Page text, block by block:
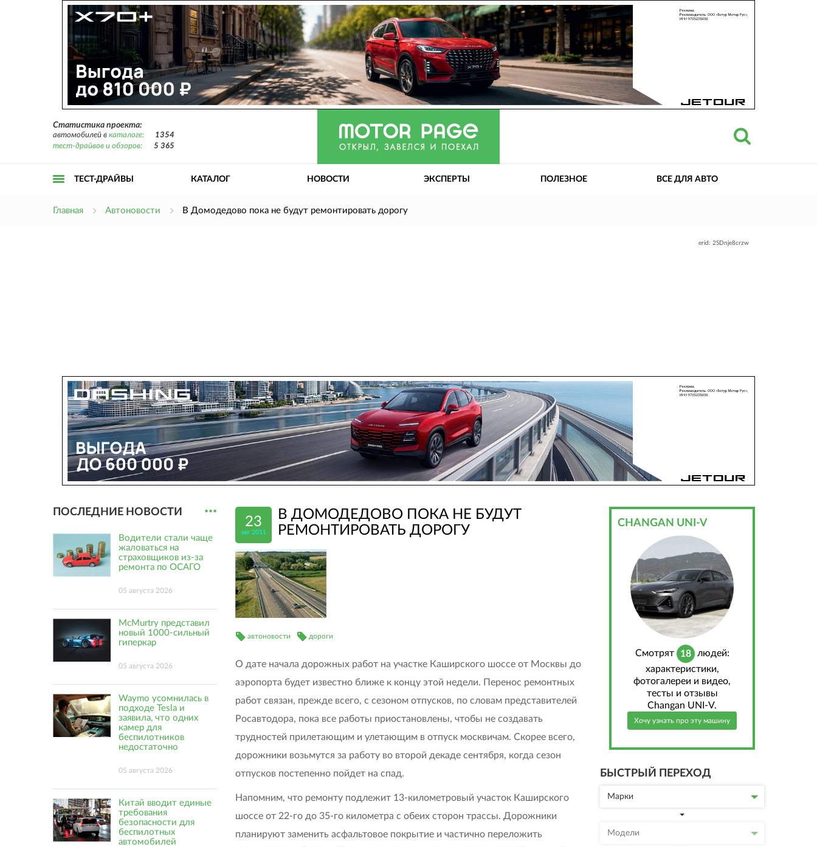
Статистика проекта:
автомобилей в каталоге:
1354
тест-драйвов и обзоров:
5 365
ТЕСТ-ДРАЙВЫ КАТАЛОГ НОВОСТИ ЭКСПЕРТЫ ПОЛЕЗНОЕ ВСЕ ДЛЯ АВТО
Главная Автоновости В Домодедово пока не будут ремонтировать дорогу
erid: 2SDnje8crzw
23
авг 2011
В ДОМОДЕДОВО ПОКА НЕ БУДУТ
РЕМОНТИРОВАТЬ ДОРОГУ
автоновости дороги
О дате начала дорожных работ на участке Каширского шоссе от Москвы до
аэропорта будет известно ближе к концу этой недели. Перенос ремонтных
работ связан, прежде всего, с сезоном отпусков, по словам представителей
Росавтодора, пока все работы приостановлены, чтобы не создавать
трудностей прилетающим и улетающим в отпуск москвичам. Скорее всего,
дорожники возьмутся за работу во второй декаде сентября, когда сезон
отпусков постепенно пойдет на спад.
Напомним, что ремонту подлежит 13-километровый участок Каширского
шоссе от 22-го до 35-го километра с обеих сторон трассы. Дорожники
планируют заменить асфальтовое покрытие и частично переложить
ПОСЛЕДНИЕ НОВОСТИ ...
Водители стали чаще
жаловаться на
страховщиков из-за
ремонта по ОСАГО
05 августа 2026
McMurtry представил
новый 1000-сильный
гиперкар
05 августа 2026
Waymo усомнилась в
подходе Tesla и
заявила, что одних
камер для
беспилотников
недостаточно
05 августа 2026
Китай вводит единые
требования
безопасности для
беспилотных
автомобилей
CHANGAN UNI-V
Cмотрят 18 людей:
характеристики,
фотогалереи и видео,
тесты и отзывы
Changan UNI-V.
Хочу узнать про эту машину
БЫСТРЫЙ ПЕРЕХОД
Марки
Модели